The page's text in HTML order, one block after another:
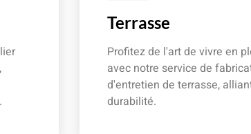
Terrasse
Profitez de l'art de vivre en
avec notre service de
d'entretien de terrasse,
durabilité.